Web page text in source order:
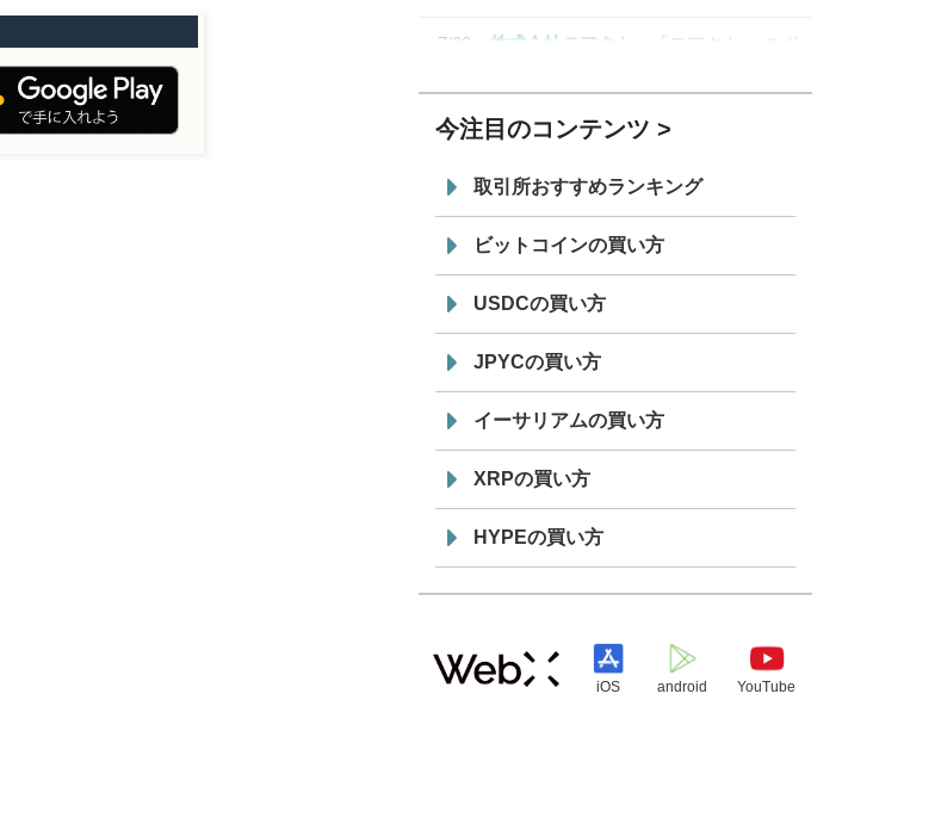
7/30
株式会社モアクト
「モアクト」 のポ
「 JPYC」を追加
19:30
てステーブルコイン「JPYSC」徹底解
説セミナーを開催
今注目のコンテンツ
取引所おすすめランキング
ビットコインの買い方
USDCの買い方
JPYCの買い方
イーサリアムの買い方
XRPの買い方
HYPEの買い方
iOS android YouTube